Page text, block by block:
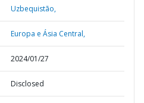
Uzbequistão,
Europa e Ásia Central,
2024/01/27
Disclosed